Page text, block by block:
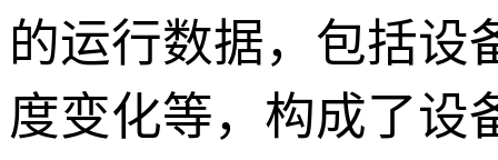
的运行数据，包括设
度变化等，构成了设